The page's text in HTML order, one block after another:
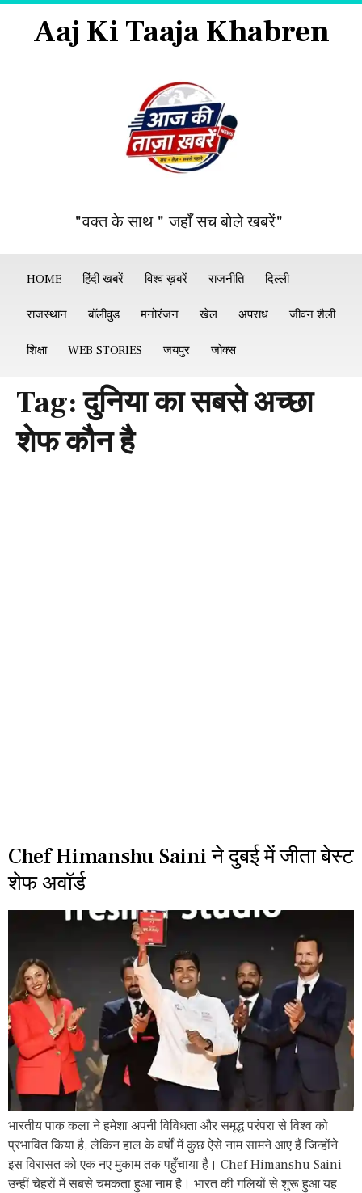
Aaj Ki Taaja Khabren
"वक्त के साथ " जहाँ सच बोले खबरें"
HOME हिंदी खबरें विश्व ख़बरें राजनीति दिल्ली
राजस्थान बॉलीवुड मनोरंजन खेल अपराध जीवन शैली
शिक्षा WEB STORIES जयपुर जोक्स
Tag:दुनिया का सबसे अच्छा
शेफ कौन है
Chef Himanshu Saini ने दुबई में जीता बेस्ट
शेफ अवॉर्ड
भारतीय पाक कला ने हमेशा अपनी विविधता और समृद्ध परंपरा से विश्व को
प्रभावित किया है, लेकिन हाल के वर्षों में कुछ ऐसे नाम सामने आए हैं जिन्होंने
इस विरासत को एक नए मुकाम तक पहुँचाया है। Chef Himanshu Saini
उन्हीं चेहरों में सबसे चमकता हुआ नाम है। भारत की गलियों से शुरू हुआ यह